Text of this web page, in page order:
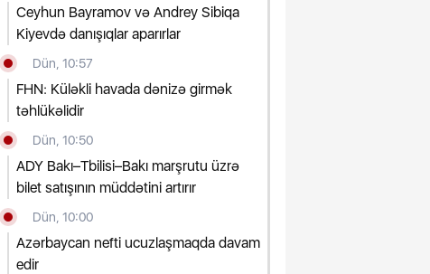
Ceyhun Bayramov və Andrey Sibiqa
Kiyevdə danışıqlar aparırlar
Dün, 10:57
FHN: Küləkli havada dənizə girmək
təhlükəlidir
Dün, 10:50
ADY Bakı–Tbilisi–Bakı marşrutu üzrə
bilet satışının müddətini artırır
Dün, 10:00
Azərbaycan nefti ucuzlaşmaqda davam
edir